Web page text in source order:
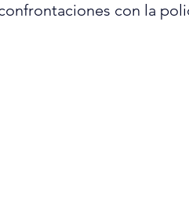
con la